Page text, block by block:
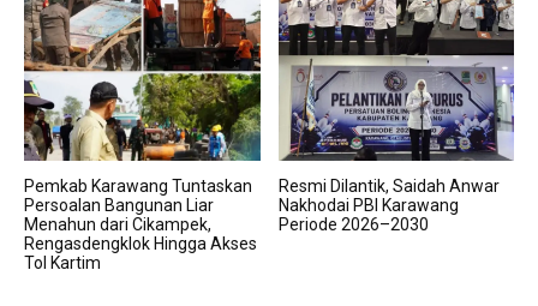
Pemkab Karawang Tuntaskan
Persoalan Bangunan Liar
Menahun dari Cikampek,
Rengasdengklok Hingga Akses
Tol Kartim
Resmi Dilantik, Saidah Anwar
Nakhodai PBI Karawang
Periode 2026–2030